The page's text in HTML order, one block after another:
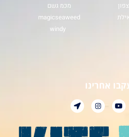
מכמ גשם
magicseaweed
windy
אחרינו